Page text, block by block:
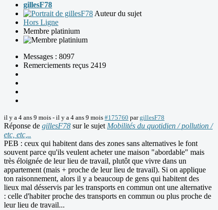
gillesF78
Auteur du sujet
Hors Ligne
Membre platinium
Messages : 8097
Remerciements reçus 2419
il y a 4 ans 9 mois - il y a 4 ans 9 mois #175760 pargillesF78
Réponse de gillesF78 sur le sujet Mobilités du quotidien / pollution /
etc, etc,..
PEB : ceux qui habitent dans des zones sans alternatives le font
souvent parce qu'ils veulent acheter une maison "abordable" mais
très éloignée de leur lieu de travail, plutôt que vivre dans un
appartement (mais + proche de leur lieu de travail). Si on applique
ton raisonnement, alors il y a beaucoup de gens qui habitent des
lieux mal désservis par les transports en commun ont une alternative
: celle d'habiter proche des transports en commun ou plus proche de
leur lieu de travail...